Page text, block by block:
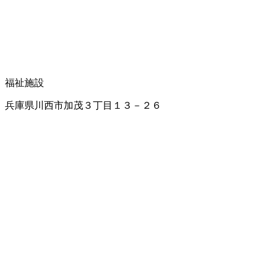
福祉施設
兵庫県川西市加茂３丁目１３－２６